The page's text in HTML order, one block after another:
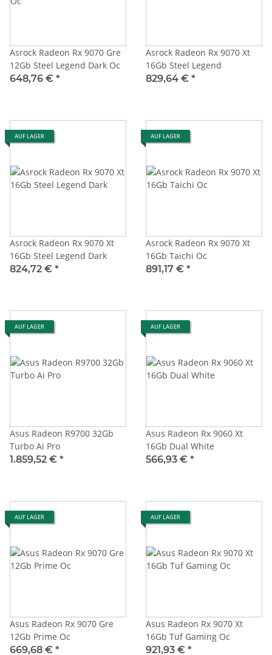
Asrock Radeon Rx 9070 Gre
12Gb Steel Legend Dark Oc
648,76 € *
Asrock Radeon Rx 9070 Xt
16Gb Steel Legend
829,64 € *
AUF LAGER
Asrock Radeon Rx 9070 Xt
16Gb Steel Legend Dark
824,72 € *
AUF LAGER
Asrock Radeon Rx 9070 Xt
16Gb Taichi Oc
891,17 € *
AUF LAGER
Asus Radeon R9700 32Gb
Turbo Ai Pro
1.859,52 € *
AUF LAGER
Asus Radeon Rx 9060 Xt
16Gb Dual White
566,93 € *
AUF LAGER
Asus Radeon Rx 9070 Gre
12Gb Prime Oc
669,68 € *
AUF LAGER
Asus Radeon Rx 9070 Xt
16Gb Tuf Gaming Oc
921,93 € *